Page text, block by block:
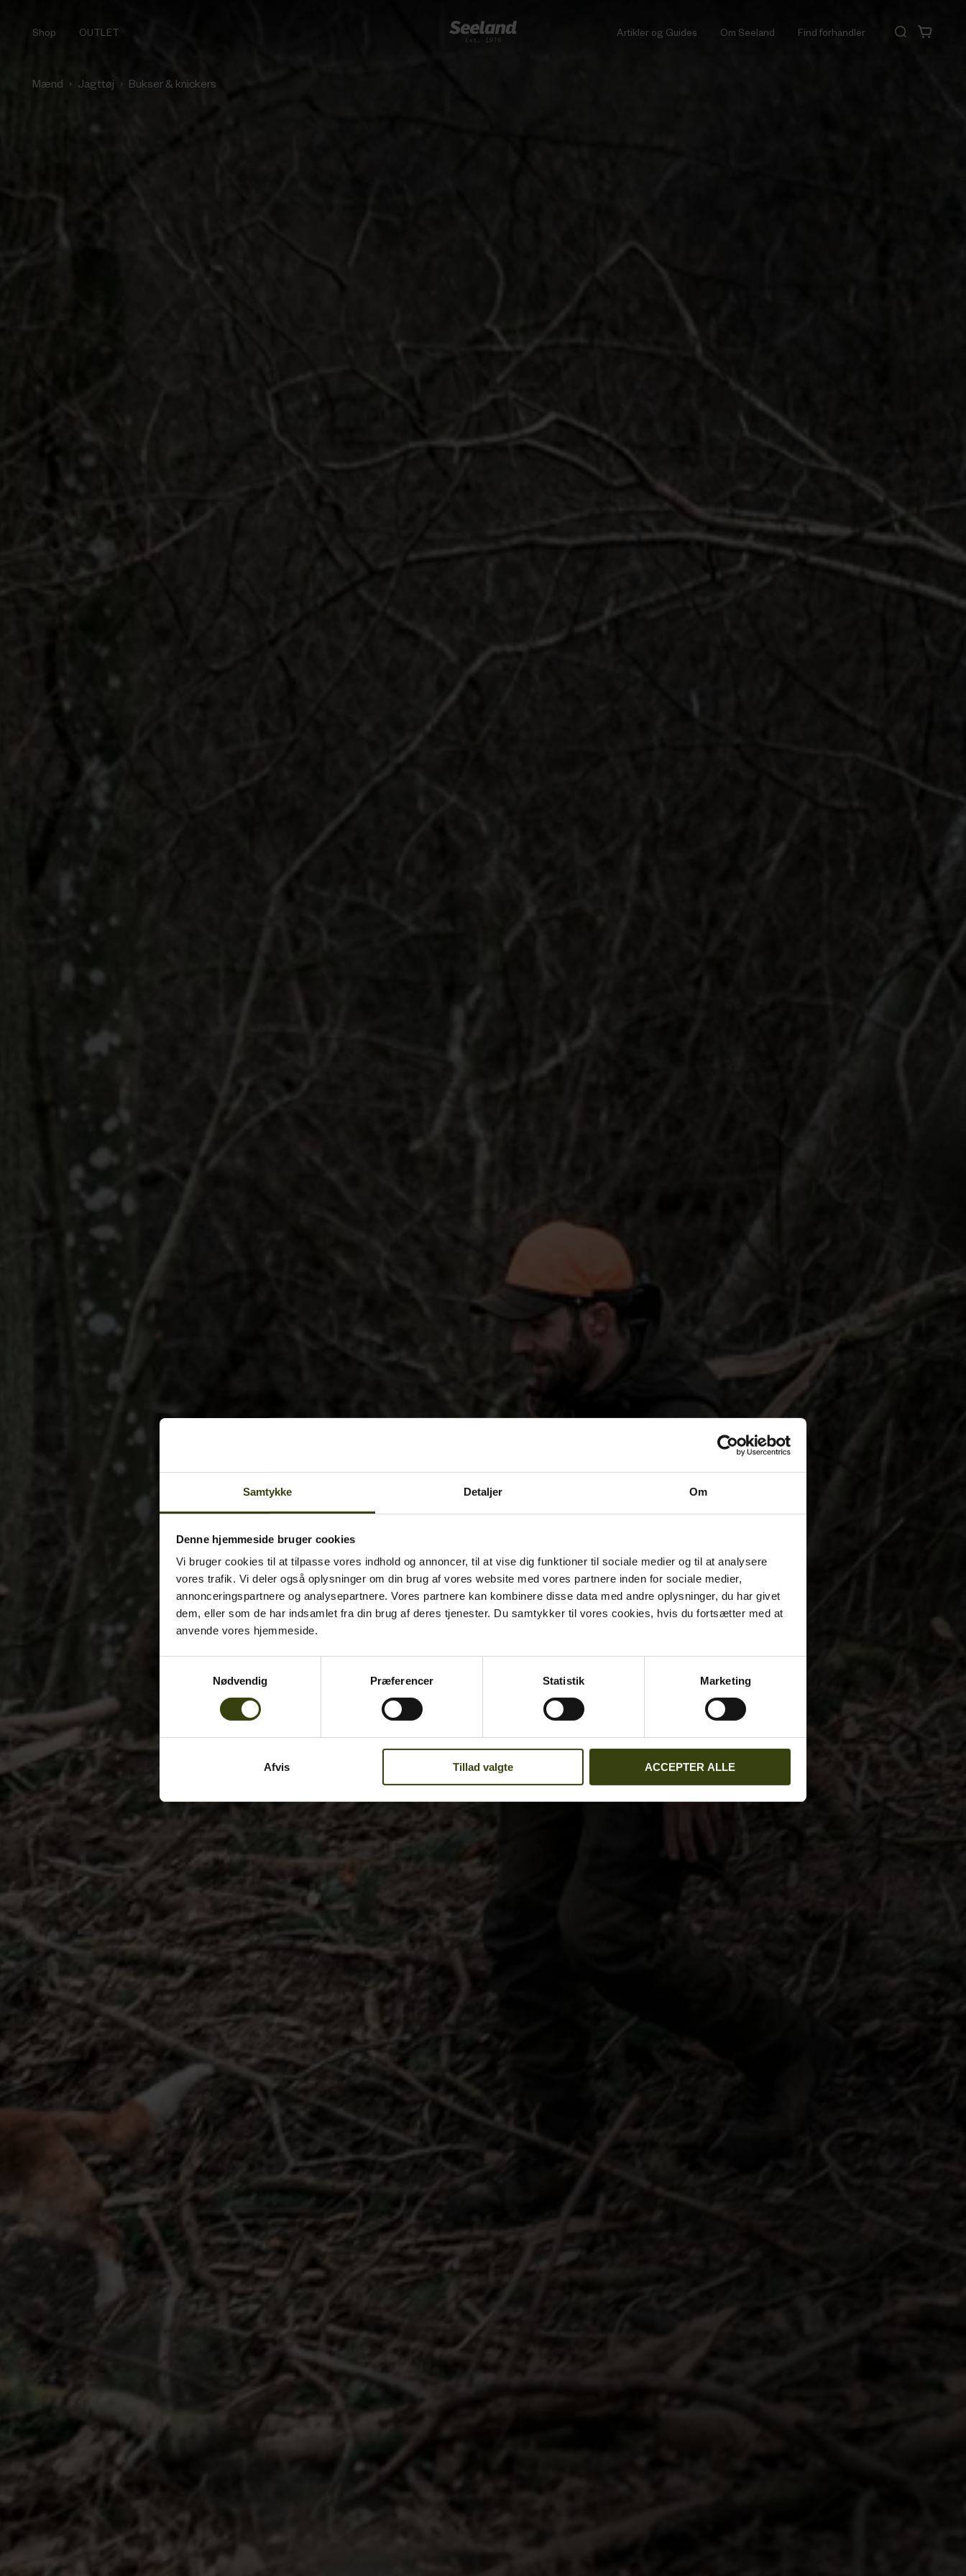
Samtykke Detaljer Om
Denne hjemmeside bruger cookies
Vi bruger cookies til at tilpasse vores indhold og annoncer, til at vise dig funktioner til sociale medier og til at analysere
vores trafik. Vi deler også oplysninger om din brug af vores website med vores partnere inden for sociale medier,
annonceringspartnere og analysepartnere. Vores partnere kan kombinere disse data med andre oplysninger, du har givet
dem, eller som de har indsamlet fra din brug af deres tjenester. Du samtykker til vores cookies, hvis du fortsætter med at
anvende vores hjemmeside.
Nødvendig
Præferencer Statistik Marketing
Afvis Tillad valgte ACCEPTER ALLE
Shop OUTLET Artikler og Guides Om Seeland Find forhandler
Mænd › Jagttøj › Bukser & knickers